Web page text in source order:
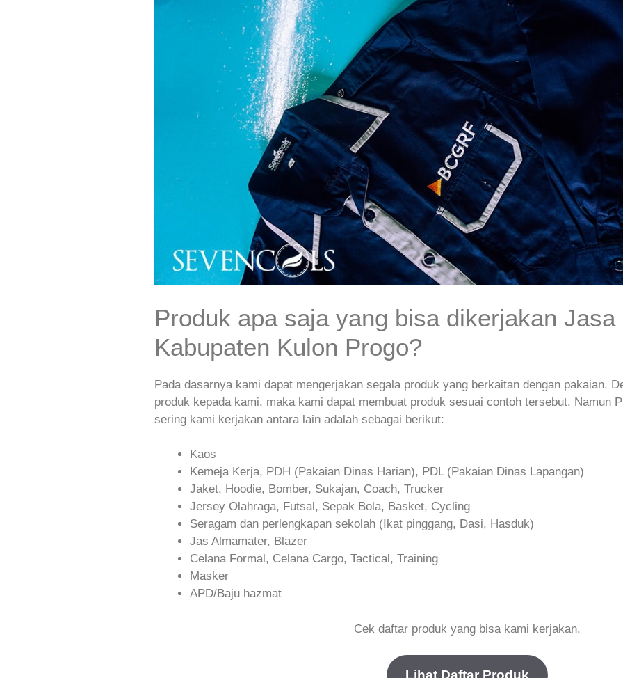
Produk apa saja yang bisa dikerjakan
Kabupaten Kulon Progo?
Pada dasarnya kami dapat mengerjakan segala produk yang berkaitan dengan pakaian.
produk kepada kami, maka kami dapat membuat produk sesuai contoh tersebut. Namun
sering kami kerjakan antara lain adalah sebagai berikut:
Kaos
Kemeja Kerja, PDH (Pakaian Dinas Harian), PDL (Pakaian Dinas Lapangan)
Jaket, Hoodie, Bomber, Sukajan, Coach, Trucker
Jersey Olahraga, Futsal, Sepak Bola, Basket, Cycling
Seragam dan perlengkapan sekolah (Ikat pinggang, Dasi, Hasduk)
Jas Almamater, Blazer
Celana Formal, Celana Cargo, Tactical, Training
Masker
APD/Baju hazmat
Cek daftar produk yang bisa kami kerjakan.
Lihat Daftar Produk